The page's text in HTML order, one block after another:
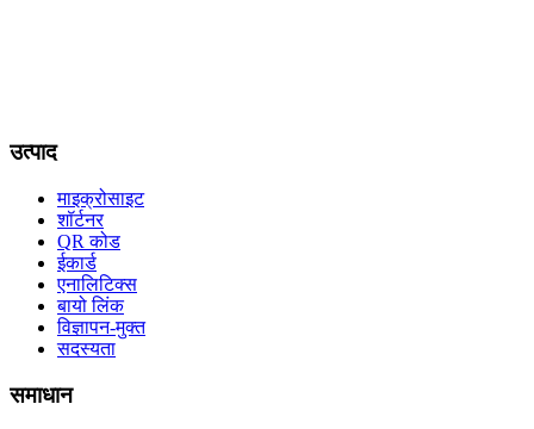
उत्पाद
माइक्रोसाइट
शॉर्टनर
QR कोड
ईकार्ड
एनालिटिक्स
बायो लिंक
विज्ञापन-मुक्त
सदस्यता
समाधान